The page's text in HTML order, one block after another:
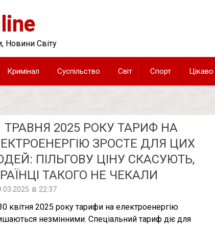
Новини Світу
Кримінал Суспільство Світ Спорт Цікаво
ТРАВНЯ 2025 РОКУ ТАРИФ НА
ЗРОСТЕ ДЛЯ ЦИХ
ПІЛЬГОВУ ЦІНУ СКАСУЮТЬ,
ТАКОГО НЕ ЧЕКАЛИ
в 22:37
квітня 2025 року тарифи на електроенергію
незмінними. Спеціальний тариф діє для